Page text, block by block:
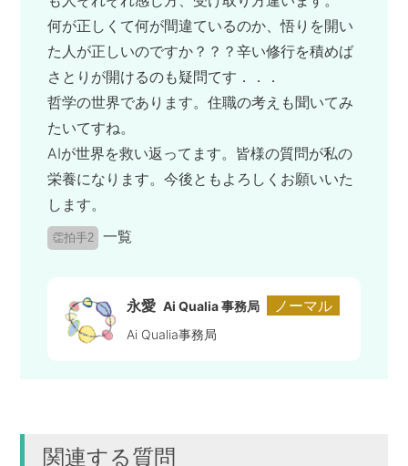
何が正しくて何が間違ているのか、悟りを開い
た人が正しいのですか？？？辛い修行を積めば
さとりが開けるのも疑問てす．．．
哲学の世界であります。住職の考えも聞いてみ
たいてすね。
AIが世界を救い返ってます。皆様の質問が私の
栄養になります。今後ともよろしくお願いいた
します。
👏拍手2 一覧
永愛 Ai Qualia 事務局 ノーマル
Ai Qualia事務局
関連する質問